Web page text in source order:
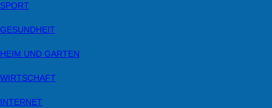
SPORT
GESUNDHEIT
HEIM UND GARTEN
WIRTSCHAFT
INTERNET